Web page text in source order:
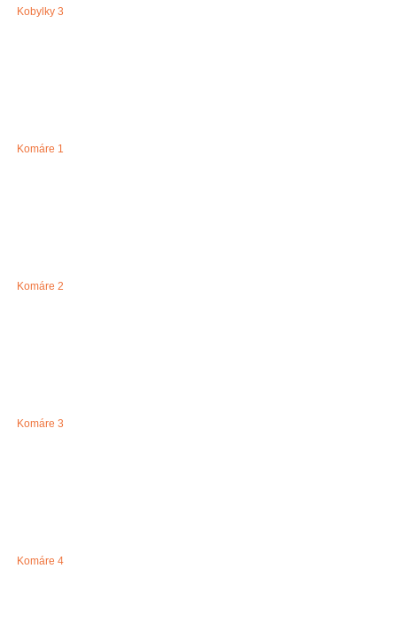
Kobylky 3
Komáre 1
Komáre 2
Komáre 3
Komáre 4